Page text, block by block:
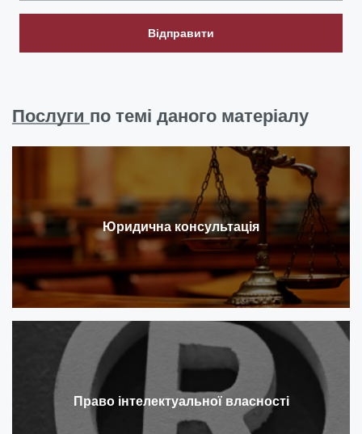
Відправити
Послуги по темі даного матеріалу
Юридична консультація
Право інтелектуальної власності